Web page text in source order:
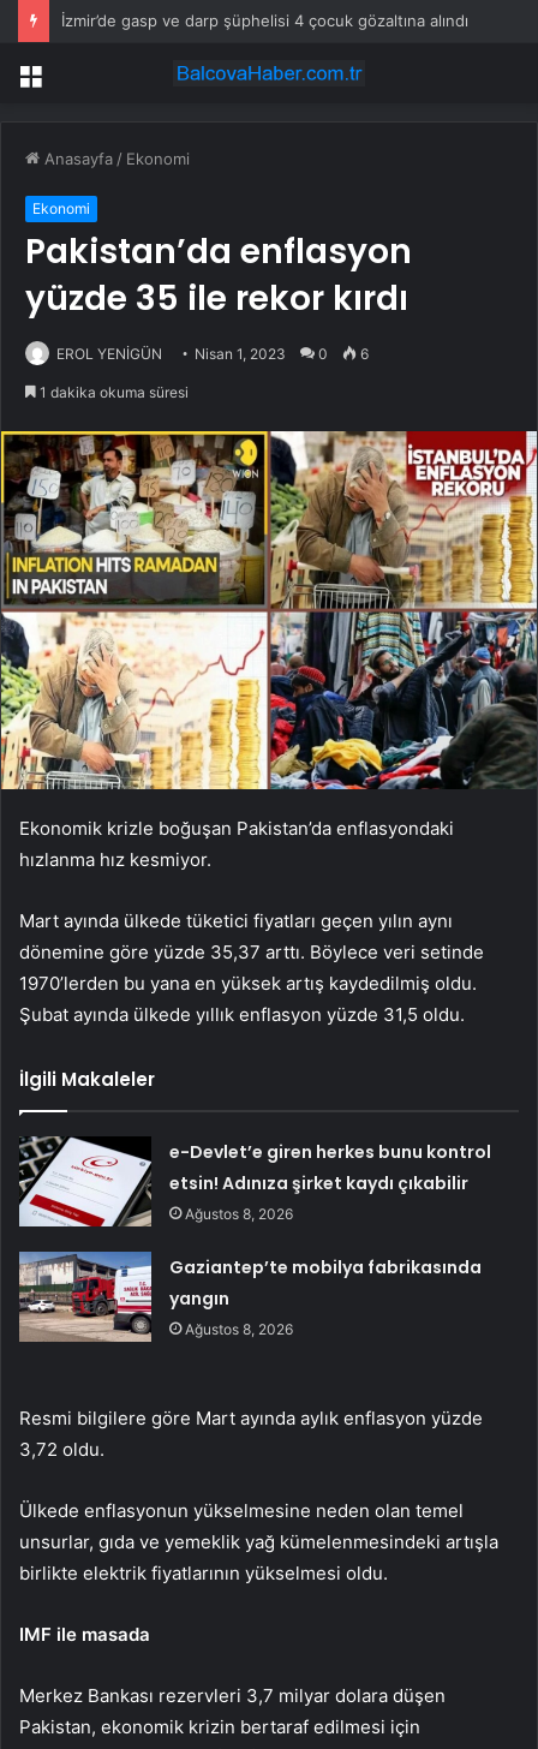
İzmir’de gasp ve darp şüphelisi 4 çocuk gözaltına alındı
Menü
Anasayfa / Ekonomi
Ekonomi
Pakistan’da enflasyon
yüzde 35 ile rekor kırdı
EROL YENİGÜN Nisan 1, 2023 0 6
1 dakika okuma süresi
Ekonomik krizle boğuşan Pakistan’da enflasyondaki
hızlanma hız kesmiyor.
Mart ayında ülkede tüketici fiyatları geçen yılın aynı
dönemine göre yüzde 35,37 arttı. Böylece veri setinde
1970’lerden bu yana en yüksek artış kaydedilmiş oldu.
Şubat ayında ülkede yıllık enflasyon yüzde 31,5 oldu.
İlgili Makaleler
e-Devlet’e giren herkes bunu kontrol
etsin! Adınıza şirket kaydı çıkabilir
Ağustos 8, 2026
Gaziantep’te mobilya fabrikasında
yangın
Ağustos 8, 2026
Resmi bilgilere göre Mart ayında aylık enflasyon yüzde
3,72 oldu.
Ülkede enflasyonun yükselmesine neden olan temel
unsurlar, gıda ve yemeklik yağ kümelenmesindeki artışla
birlikte elektrik fiyatlarının yükselmesi oldu.
IMF ile masada
Merkez Bankası rezervleri 3,7 milyar dolara düşen
Pakistan, ekonomik krizin bertaraf edilmesi için